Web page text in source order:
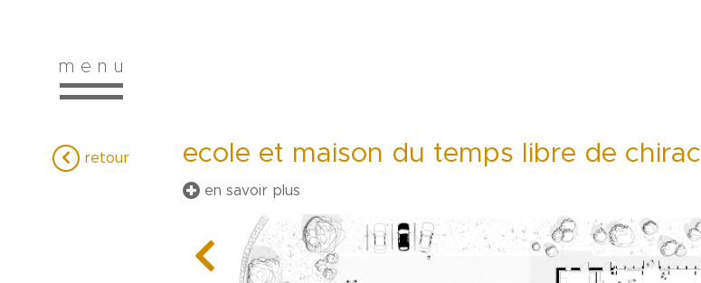
m e n u
retour ecole et maison du temps libre de chirac
en savoir plus